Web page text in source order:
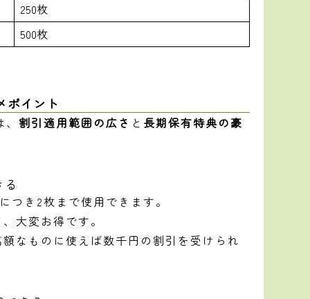
250枚
500枚
ポイント
割引適用範囲の広さ と 長期保有特典の豪
つき2枚まで使用できます。
大変お得です。
なものに使えば数千円の割引を受けられ